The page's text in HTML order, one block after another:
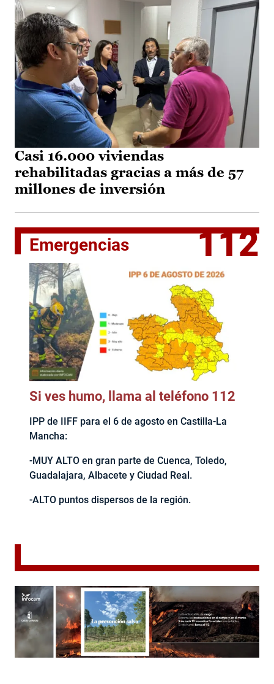
Casi 16.000 viviendas
rehabilitadas gracias a más de 57
millones de inversión
Emergencias 112
Si ves humo, llama al teléfono 112
IPP de IIFF para el 6 de agosto en Castilla-La
Mancha:
-MUY ALTO en gran parte de Cuenca, Toledo,
Guadalajara, Albacete y Ciudad Real.
-ALTO puntos dispersos de la región.